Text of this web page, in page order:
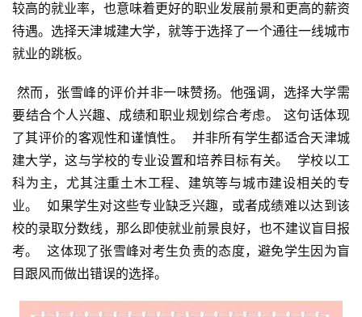
较高的就业率，也意味着更好的职业发展前景和更高的薪资
待遇。选择天津城建大学，就等于选择了一个通往一线城市
就业的跳板。
要结合个人兴趣、成绩和职业规划综合考虑。 这句话体现
了其评价的客观性和谨慎性。  并非所有学生都适合天津城
建大学，这与学校的专业设置和培养目标有关。  学校以工
科为主，尤其注重土木工程、建筑等与城市建设相关的专
业。  如果学生对这些专业缺乏兴趣，或者成绩难以达到该
校的录取分数线，那么即使就业前景良好，也不建议盲目报
考。  这体现了张雪峰对考生负责的态度，避免学生因为盲
目跟风而做出错误的选择。